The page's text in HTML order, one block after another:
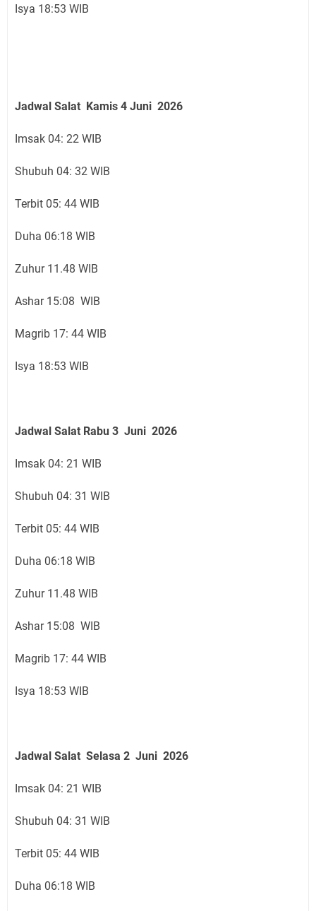
Isya 18:53 WIB
Jadwal Salat Kamis 4 Juni 2026
Imsak 04: 22 WIB
Shubuh 04: 32 WIB
Terbit 05: 44 WIB
Duha 06:18 WIB
Zuhur 11.48 WIB
Ashar 15:08 WIB
Magrib 17: 44 WIB
Isya 18:53 WIB
Jadwal Salat Rabu 3 Juni 2026
Imsak 04: 21 WIB
Shubuh 04: 31 WIB
Terbit 05: 44 WIB
Duha 06:18 WIB
Zuhur 11.48 WIB
Ashar 15:08 WIB
Magrib 17: 44 WIB
Isya 18:53 WIB
Jadwal Salat Selasa 2 Juni 2026
Imsak 04: 21 WIB
Shubuh 04: 31 WIB
Terbit 05: 44 WIB
Duha 06:18 WIB